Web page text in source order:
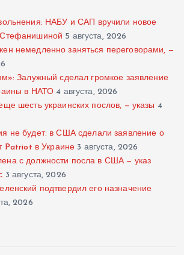
НАБУ и САП вручили новое
5 августа, 2026
немедленно заняться переговорами, —
Залужный сделал громкое заявление
в НАТО 4 августа, 2026
шесть украинских послов, — указы 4
не будет: в США сделали заявление о
Patriot в Украине 3 августа, 2026
с должности посла в США — указ
3 августа, 2026
подтвердил его назначение
2026